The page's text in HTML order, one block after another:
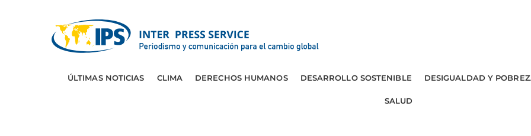
ÚLTIMAS NOTICIAS CLIMA DERECHOS HUMANOS DESARROLLO SOSTENIBLE DESIGUALDAD Y
SALUD